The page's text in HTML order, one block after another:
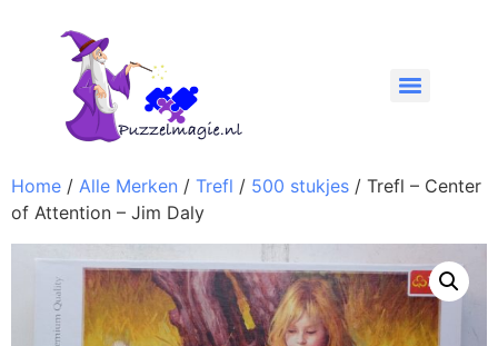
Home / Alle Merken / Trefl / 500 stukjes / Trefl – Center
of Attention – Jim Daly